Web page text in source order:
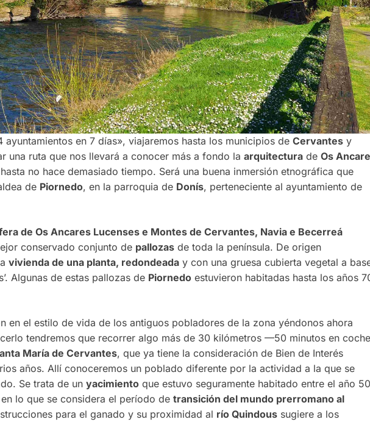
ayuntamientos en 7 días», viajaremos hasta los municipios de Cervantes y
una ruta que nos llevará a conocer más a fondo la arquitectura de Os
no hace demasiado tiempo. Será una buena inmersión etnográfica que
de Piornedo, en la parroquia de Donís, perteneciente al ayuntamiento de
de Os Ancares Lucenses e Montes de Cervantes, Navia e Becerreá
conservado conjunto de pallozas de toda la península. De origen
vivienda de una planta, redondeada y con una gruesa cubierta vegetal a
Algunas de estas pallozas de Piornedo estuvieron habitadas hasta los años
en el estilo de vida de los antiguos pobladores de la zona yéndonos ahora
tendremos que recorrer algo más de 30 kilómetros —50 minutos en coche
María de Cervantes, que ya tiene la consideración de Bien de Interés
años. Allí conoceremos un poblado diferente por la actividad a la que se
Se trata de un yacimiento que estuvo seguramente habitado entre el año 50
lo que se considera el período de transición del mundo prerromano al
para el ganado y su proximidad al río Quindous sugiere a los